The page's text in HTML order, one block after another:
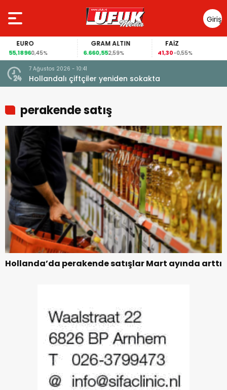
Giriş
Yap
EURO
55,18960,45%
GRAM ALTIN
6.660,552,59%
FAİZ
41,30-0,55%
şoke
7 Ağustos 2026 - 10:41
Hollandalı çiftçiler yeniden sokakta
perakende satış
Hollanda’da perakende satışlar Mart ayında arttı